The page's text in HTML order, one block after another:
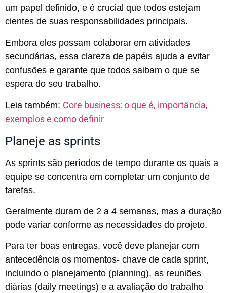
um papel definido, e é crucial que todos estejam
cientes de suas responsabilidades principais.
Embora eles possam colaborar em atividades
secundárias, essa clareza de papéis ajuda a evitar
confusões e garante que todos saibam o que se
espera do seu trabalho.
Leia também: Core business: o que é, importância,
exemplos e como definir
Planeje as sprints
As sprints são períodos de tempo durante os quais a
equipe se concentra em completar um conjunto de
tarefas.
Geralmente duram de 2 a 4 semanas, mas a duração
pode variar conforme as necessidades do projeto.
Para ter boas entregas, você deve planejar com
antecedência os momentos- chave de cada sprint,
incluindo o planejamento (planning), as reuniões
diárias (daily meetings) e a avaliação do trabalho